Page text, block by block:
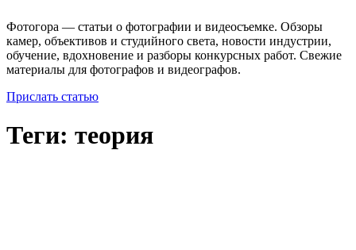
Фотогора — статьи о фотографии и видеосъемке. Обзоры
камер, объективов и студийного света, новости индустрии,
обучение, вдохновение и разборы конкурсных работ. Свежие
материалы для фотографов и видеографов.
Прислать статью
Теги: теория